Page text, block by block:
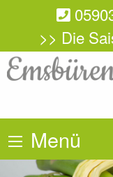
>> Die
Menü